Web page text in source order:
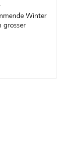
Winter
grosser